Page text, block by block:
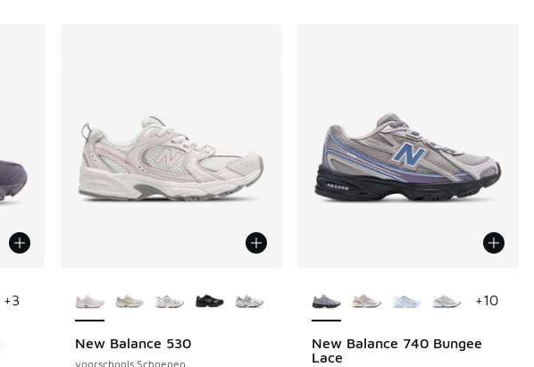
+3
New Balance 530
voorschools Schoenen
New Balance 740 Bungee
Lace
+10